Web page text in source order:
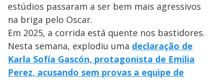
estúdios passaram a ser bem mais agressivos
na briga pelo Oscar.
Em 2025, a corrida está quente nos bastidores.
Nesta semana, explodiu uma declaração de
Karla Sofía Gascón, protagonista de Emilia
Perez, acusando sem provas a equipe de